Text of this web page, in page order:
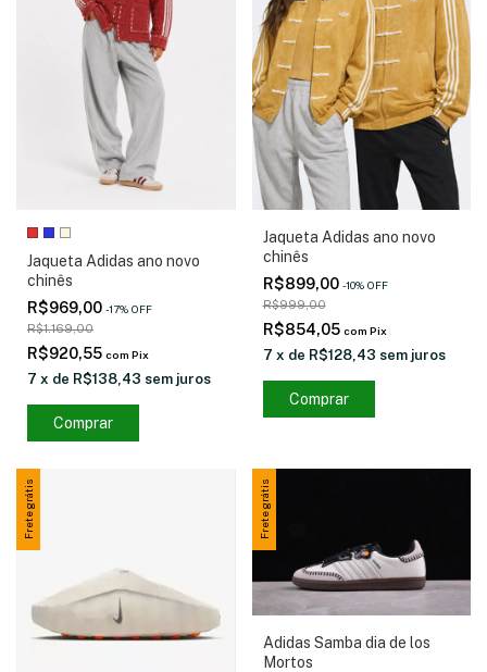
Jaqueta Adidas ano novo
chinês
R$969,00 -17% OFF
R$1.169,00
R$920,55 com Pix
7 x de R$138,43 sem juros
Comprar
Jaqueta Adidas ano novo
chinês
R$899,00 -10% OFF
R$999,00
R$854,05 com Pix
7 x de R$128,43 sem juros
Comprar
Frete grátis Frete grátis
Adidas Samba dia de los
Mortos